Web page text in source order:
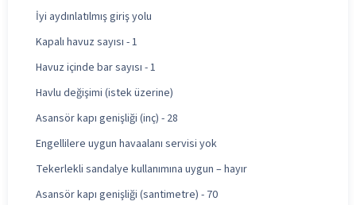
İyi aydınlatılmış giriş yolu
Kapalı havuz sayısı - 1
Havuz içinde bar sayısı - 1
Havlu değişimi (istek üzerine)
Asansör kapı genişliği (inç) - 28
Engellilere uygun havaalanı servisi yok
Tekerlekli sandalye kullanımına uygun – hayır
Asansör kapı genişliği (santimetre) - 70